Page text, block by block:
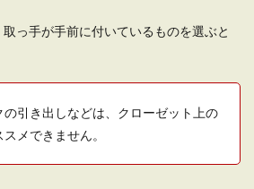
っ手が手前に付いているものを選ぶと
の引き出しなどは、クローゼット上の
メできません。